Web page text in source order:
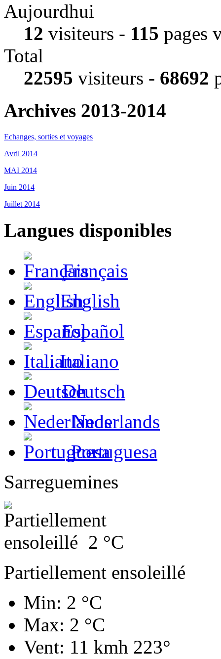
Aujourdhui
12 visiteurs - 115 pages
Total
22595 visiteurs - 68692
Archives 2013-2014
Echanges, sorties et voyages
Avril 2014
MAI 2014
Juin 2014
Juillet 2014
Langues disponibles
Français
English
Español
Italiano
Deutsch
Nederlands
Portuguesa
Sarreguemines
2 °C
Partiellement ensoleillé
Min: 2 °C
Max: 2 °C
Vent: 11 kmh 223°